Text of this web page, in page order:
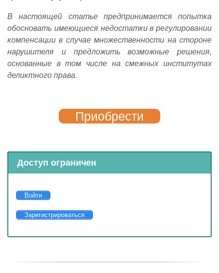
В настоящей статье предпринимается попытка
обосновать имеющиеся недостатки в регулировании
компенсации в случае множественности на стороне
нарушителя и предложить возможные решения,
основанные в том числе на смежных институтах
деликтного права.
Приобрести
Доступ ограничен
Войти
Зарегистрироваться